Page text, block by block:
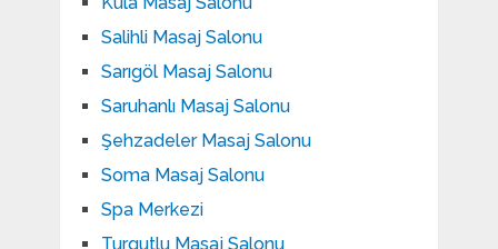
Salihli Masaj Salonu
Sarıgöl Masaj Salonu
Saruhanlı Masaj Salonu
Şehzadeler Masaj Salonu
Soma Masaj Salonu
Spa Merkezi
Turgutlu Masaj Salonu